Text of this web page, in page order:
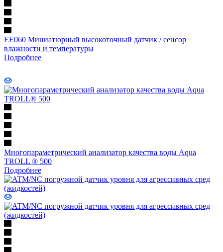
EE060 Миниатюрный высокоточный датчик / сенсор
влажности и температуры
Подробнее
Многопараметрический анализатор качества воды Aqua
TROLL ® 500
Подробнее